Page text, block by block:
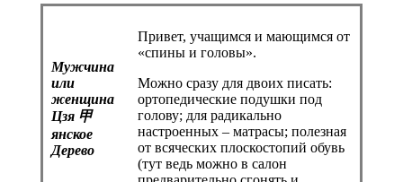
Мужчина
или
женщина
Цзя 甲
янское
Дерево
Привет, учащимся и мающимся от
«спины и головы».
Можно сразу для двоих писать:
ортопедические подушки под
голову; для радикально
настроенных – матрасы; полезная
от всяческих плоскостопий обувь
(тут ведь можно в салон